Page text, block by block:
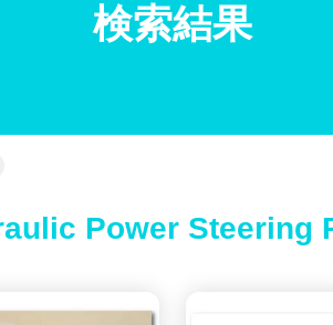
検索結果
Power Steering